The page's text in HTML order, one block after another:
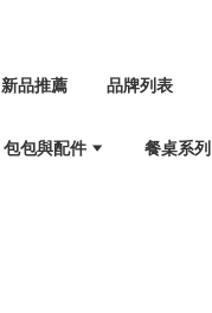
新品推薦 品牌列表
包包與配件 餐桌系列